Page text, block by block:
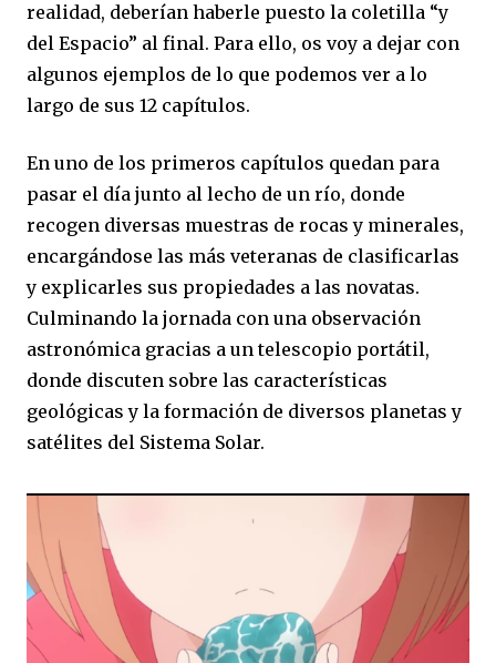
realidad, deberían haberle puesto la coletilla “y
del Espacio” al final. Para ello, os voy a dejar con
algunos ejemplos de lo que podemos ver a lo
largo de sus 12 capítulos.
En uno de los primeros capítulos quedan para
pasar el día junto al lecho de un río, donde
recogen diversas muestras de rocas y minerales,
encargándose las más veteranas de clasificarlas
y explicarles sus propiedades a las novatas.
Culminando la jornada con una observación
astronómica gracias a un telescopio portátil,
donde discuten sobre las características
geológicas y la formación de diversos planetas y
satélites del Sistema Solar.